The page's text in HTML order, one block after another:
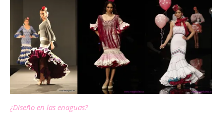
¿Diseño en las enaguas?